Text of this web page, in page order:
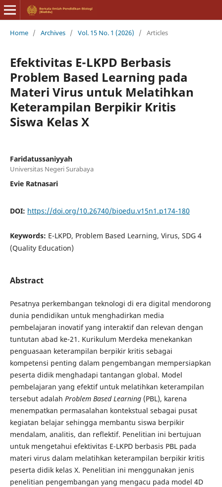
Home / Archives / Vol. 15 No. 1 (2026) / Articles
Efektivitas E-LKPD Berbasis
Problem Based Learning pada
Materi Virus untuk Melatihkan
Keterampilan Berpikir Kritis
Siswa Kelas X
Faridatussaniyyah
Universitas Negeri Surabaya
Evie Ratnasari
DOI: https://doi.org/10.26740/bioedu.v15n1.p174-180
Keywords: E-LKPD, Problem Based Learning, Virus, SDG 4
(Quality Education)
Abstract
Pesatnya perkembangan teknologi di era digital mendorong
dunia pendidikan untuk menghadirkan media
pembelajaran inovatif yang interaktif dan relevan dengan
tuntutan abad ke-21. Kurikulum Merdeka menekankan
penguasaan keterampilan berpikir kritis sebagai
kompetensi penting dalam pengembangan mempersiapkan
peserta didik menghadapi tantangan global. Model
pembelajaran yang efektif untuk melatihkan keterampilan
tersebut adalah Problem Based Learning(PBL), karena
menempatkan permasalahan kontekstual sebagai pusat
kegiatan belajar sehingga membantu siswa berpikir
mendalam, analitis, dan reflektif. Penelitian ini bertujuan
untuk mengetahui efektivitas E-LKPD berbasis PBL pada
materi virus dalam melatihkan keterampilan berpikir kritis
peserta didik kelas X. Penelitian ini menggunakan jenis
penelitian pengembangan yang mengacu pada model 4D